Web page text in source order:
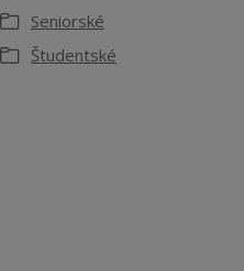
Seniorské
Študentské